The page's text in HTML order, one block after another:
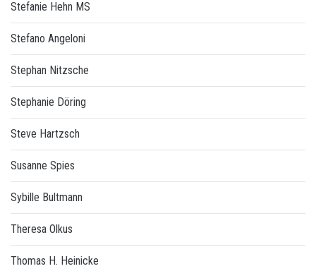
Stefanie Hehn MS
Stefano Angeloni
Stephan Nitzsche
Stephanie Döring
Steve Hartzsch
Susanne Spies
Sybille Bultmann
Theresa Olkus
Thomas H. Heinicke